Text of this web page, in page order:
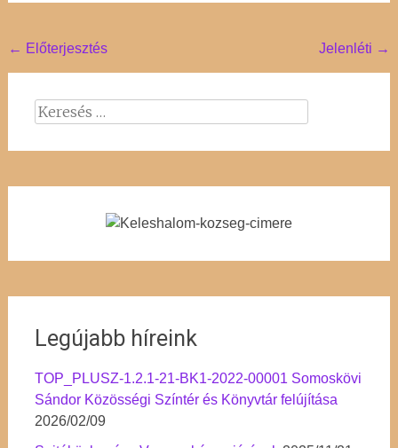
Post
navigation
← Előterjesztés Jelenléti →
Keresés:
Legújabb híreink
TOP_PLUSZ-1.2.1-21-BK1-2022-00001 Somoskövi
Sándor Közösségi Színtér és Könyvtár felújítása
2026/02/09